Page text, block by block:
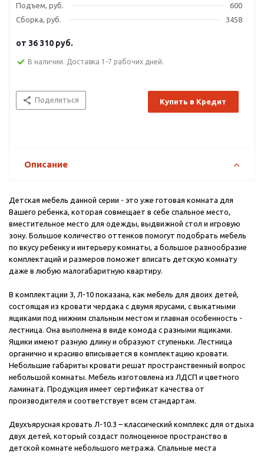
Подъем, руб.
600
Сборка, руб.
3458
от 36 310 руб.
В наличии. Доставка 1-7 рабочих дней.
Поделиться Купить в Кредит
Описание
Детская мебель данной серии - это уже готовая комната для
Вашего ребенка, которая совмещает в себе спальное место,
вместительное место для одежды, выдвижной стол и игровую
зону. Большое количество оттенков помогут подобрать мебель
по вкусу ребенку и интерьеру комнаты, а большое разнообразие
комплектаций и размеров поможет вписать детскую комнату
даже в любую малогабаритную квартиру.
В комплектации 3, Л-10 показана, как мебель для двоих детей,
состоящая из кровати чердака с двумя ярусами, с выкатными
ящиками под нижним спальным местом и главная особенность -
лестница. Она выполнена в виде комода с разными ящиками.
Ящики имеют разную длину и образуют ступеньки. Лестница
органично и красиво вписывается в комплектацию кровати.
Небольшие габариты кровати решат пространственный вопрос
небольшой комнаты. Мебель изготовлена из ЛДСП и цветного
ламината. Продукция имеет сертификат качества от
производителя и соответствует всем стандартам.
Двухъярусная кровать Л-10.3 – классический комплекс для отдыха
двух детей, который создаст полноценное пространство в
детской комнате небольшого метража. Спальные места